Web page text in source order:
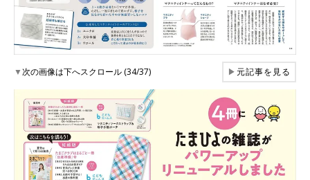
▼次の画像は下へスクロール (34/37) ▶元記事を見る